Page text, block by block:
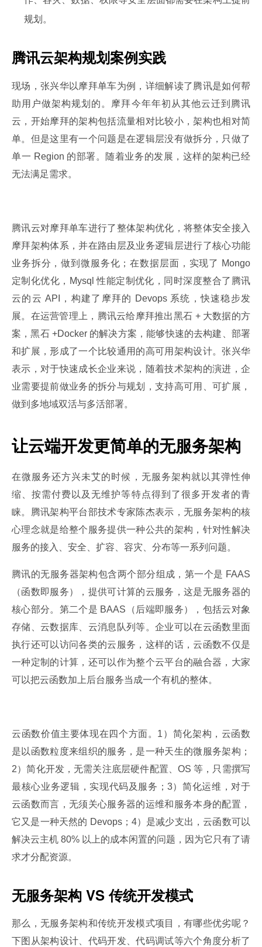
规划。
腾讯云架构规划案例实践
现场，张兴华以摩拜单车为例，详细解读了腾讯是如何帮
助用户做架构规划的。摩拜今年年初从其他云迁到腾讯
云，开始摩拜的架构包括流量相对比较小，架构也相对简
单。但是这里有一个问题是在逻辑层没有做拆分，只做了
单一 Region 的部署。随着业务的发展，这样的架构已经
无法满足需求。
腾讯云对摩拜单车进行了整体架构优化，将整体安全接入
摩拜架构体系，并在路由层及业务逻辑层进行了核心功能
业务拆分，做到微服务化；在数据层面，实现了 Mongo
定制化优化，Mysql 性能定制优化，同时深度整合了腾讯
云的云 API，构建了摩拜的 Devops 系统，快速稳步发
展。在运营管理上，腾讯云给摩拜推出黑石 + 大数据的方
案，黑石 +Docker 的解决方案，能够快速的去构建、部署
和扩展，形成了一个比较通用的高可用架构设计。张兴华
表示，对于快速成长企业来说，随着技术架构的演进，企
业需要提前做业务的拆分与规划，支持高可用、可扩展，
做到多地域双活与多活部署。
让云端开发更简单的无服务架构
在微服务还方兴未艾的时候，无服务架构就以其弹性伸
缩、按需付费以及无维护等特点得到了很多开发者的青
睐。腾讯架构平台部技术专家陈杰表示，无服务架构的核
心理念就是给整个服务提供一种公共的架构，针对性解决
服务的接入、安全、扩容、容灾、分布等一系列问题。
腾讯的无服务器架构包含两个部分组成，第一个是 FAAS
（函数即服务），提供可计算的云服务，这是无服务器的
核心部分。第二个是 BAAS（后端即服务），包括云对象
存储、云数据库、云消息队列等。企业可以在云函数里面
执行还可以访问各类的云服务，这样的话，云函数不仅是
一种定制的计算，还可以作为整个云平台的融合器，大家
可以把云函数加上后台服务当成一个有机的整体。
云函数价值主要体现在四个方面。1）简化架构，云函数
是以函数粒度来组织的服务，是一种天生的微服务架构；
2）简化开发，无需关注底层硬件配置、OS 等，只需撰写
最核心业务逻辑，实现代码及服务；3）简化运维，对于
云函数而言，无须关心服务器的运维和服务本身的配置，
它又是一种天然的 Devops；4）是减少支出，云函数可以
解决云主机 80% 以上的成本闲置的问题，因为它只有了请
求才分配资源。
无服务架构 VS 传统开发模式
那么，无服务架构和传统开发模式项目，有哪些优劣呢？
下图从架构设计、代码开发、代码调试等六个角度分析了